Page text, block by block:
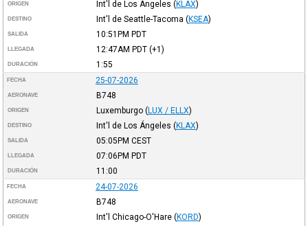
ORIGEN Int'l de Los Ángeles (KLAX)
DESTINO Int'l de Seattle-Tacoma (KSEA)
SALIDA 10:51PM PDT
LLEGADA 12:47AM PDT(+1)
DURACIÓN 1:55
FECHA 25-07-2026
AERONAVE B748
ORIGEN Luxemburgo (LUX / ELLX)
DESTINO Int'l de Los Ángeles (KLAX)
SALIDA 05:05PM CEST
LLEGADA 07:06PM PDT
DURACIÓN 11:00
FECHA 24-07-2026
AERONAVE B748
ORIGEN Int'l Chicago-O'Hare (KORD)